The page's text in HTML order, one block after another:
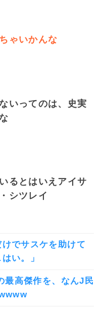
ゃいかんな
いってのは、史実
るとはいえアイサ
シツレイ
けでサスケを助けて
い。」
最高傑作を、なんJ民